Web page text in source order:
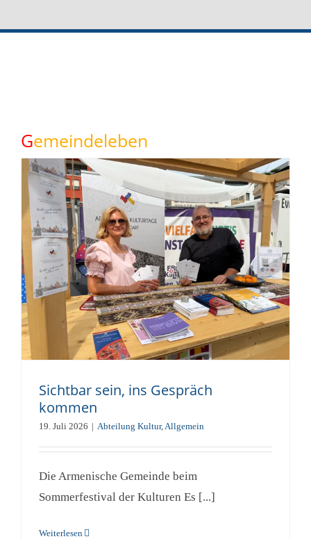
Gemeindeleben
Sichtbar sein, ins Gespräch
kommen
19. Juli 2026 | Abteilung Kultur, Allgemein
Die Armenische Gemeinde beim
Sommerfestival der Kulturen Es [...]
Weiterlesen